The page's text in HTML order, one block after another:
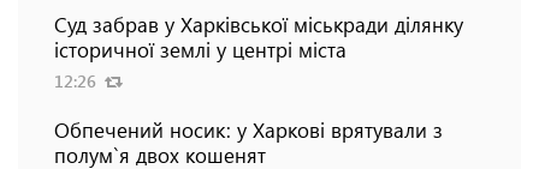
Суд забрав у Харківської міськради ділянку
історичної землі у центрі міста
12:26
Обпечений носик: у Харкові врятували з
полум`я двох кошенят